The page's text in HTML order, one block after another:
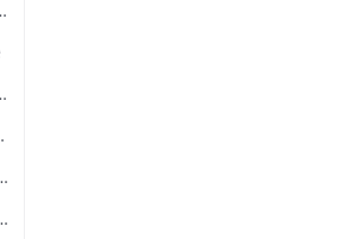
église, la Doller
école, Office de la fête Dieu
rue principale
Hôtel de ville, décors floraux
de la Région de Guebwiller, du 15 octobre 2010 au 31 janvier 2011)